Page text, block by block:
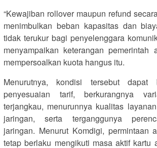
“Kewajiban rollover maupun refund
menimbulkan beban kapasitas dan
tidak terukur bagi penyelenggara
menyampaikan keterangan pemerintah
mempersoalkan kuota hangus itu.
Menurutnya, kondisi tersebut dapat
penyesuaian tarif, berkurangnya
terjangkau, menurunnya kualitas
jaringan, serta terganggunya
jaringan. Menurut Komdigi, permintaan
tetap berlaku mengikuti masa aktif kartu